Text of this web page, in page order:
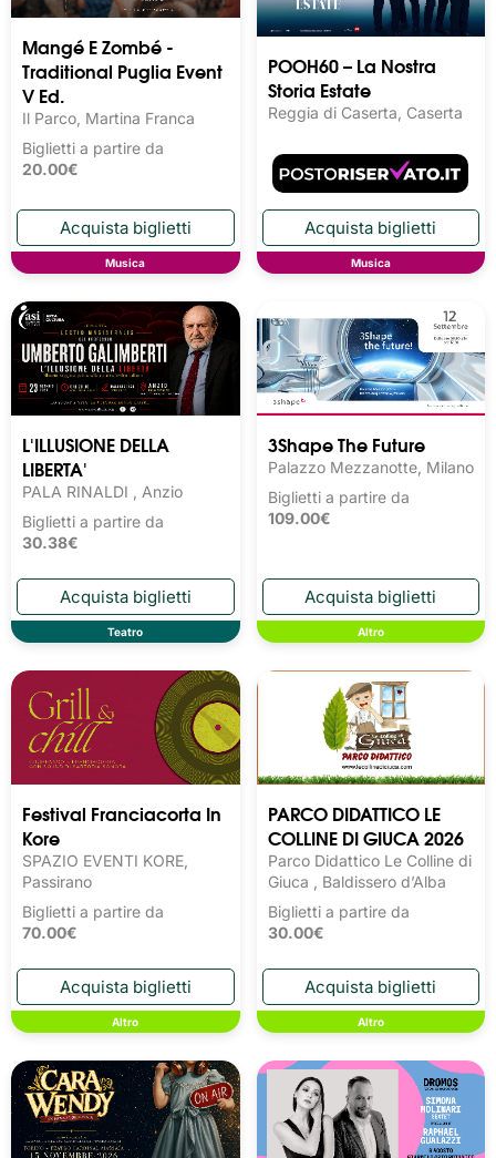
Mangé E Zombé -
Traditional Puglia Event
V Ed.
Il Parco, Martina Franca
Biglietti a partire da
20.00€
Musica
POOH60 – La Nostra
Storia Estate
Reggia di Caserta, Caserta
Musica
L'ILLUSIONE DELLA
LIBERTA'
PALA RINALDI , Anzio
Biglietti a partire da
30.38€
Teatro
3Shape The Future
Palazzo Mezzanotte, Milano
Biglietti a partire da
109.00€
Altro
Festival Franciacorta In
Kore
SPAZIO EVENTI KORE,
Passirano
Biglietti a partire da
70.00€
Altro
PARCO DIDATTICO LE
COLLINE DI GIUCA 2026
Parco Didattico Le Colline di
Giuca , Baldissero d’Alba
Biglietti a partire da
30.00€
Altro